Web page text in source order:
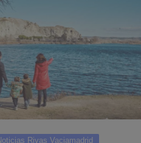
Rivas Vaciamadrid